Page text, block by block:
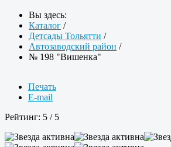
Вы здесь:
Каталог /
Детсады Тольятти /
Автозаводский район /
№ 198 "Вишенка"
Печать
E-mail
Рейтинг: 5 / 5